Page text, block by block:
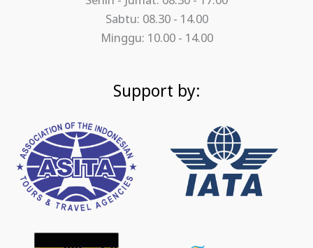
Sabtu: 08.30 - 14.00
Minggu: 10.00 - 14.00
Support by: